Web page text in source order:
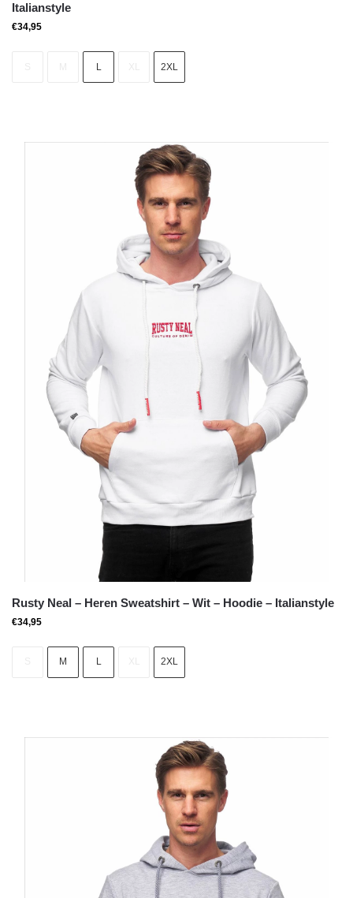
Italianstyle
€34,95
L 2XL
Rusty Neal – Heren Sweatshirt – Wit – Hoodie – Italianstyle
€34,95
M L 2XL